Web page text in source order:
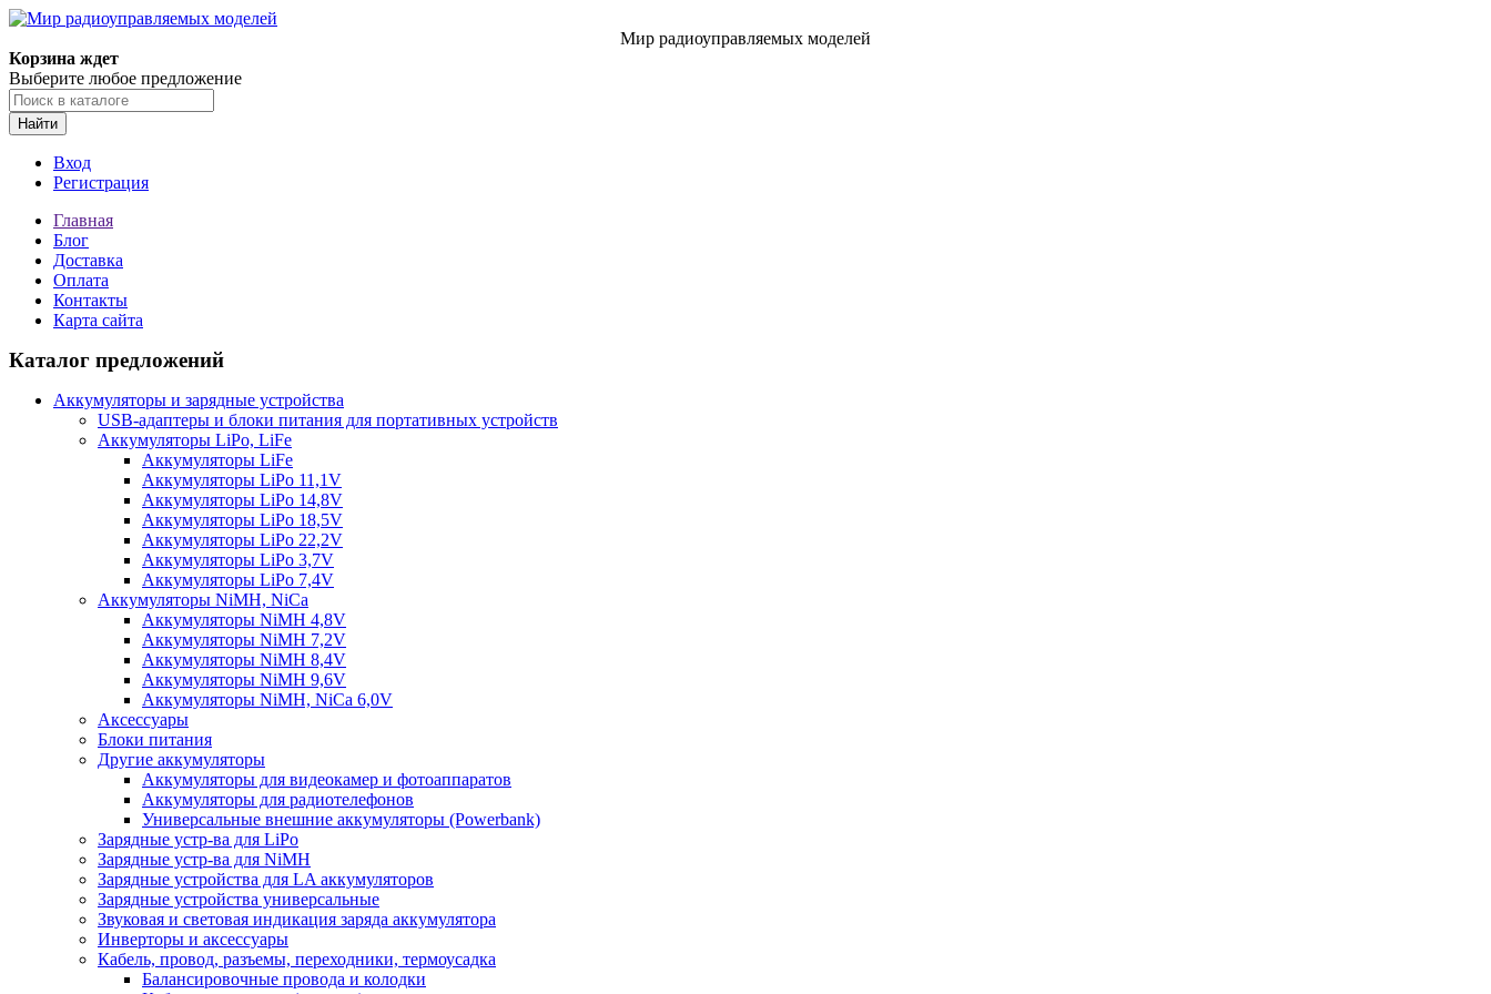
Мир радиоуправляемых моделей
Корзина ждет
Выберите любое предложение
Найти
Вход
Регистрация
Главная
Блог
Доставка
Оплата
Контакты
Карта сайта
Каталог предложений
Аккумуляторы и зарядные устройства
USB-адаптеры и блоки питания для портативных устройств
Аккумуляторы LiPo, LiFe
Аккумуляторы LiFe
Аккумуляторы LiPo 11,1V
Аккумуляторы LiPo 14,8V
Аккумуляторы LiPo 18,5V
Аккумуляторы LiPo 22,2V
Аккумуляторы LiPo 3,7V
Аккумуляторы LiPo 7,4V
Аккумуляторы NiMH, NiCa
Аккумуляторы NiMH 4,8V
Аккумуляторы NiMH 7,2V
Аккумуляторы NiMH 8,4V
Аккумуляторы NiMH 9,6V
Аккумуляторы NiMH, NiCa 6,0V
Аксессуары
Блоки питания
Другие аккумуляторы
Аккумуляторы для видеокамер и фотоаппаратов
Аккумуляторы для радиотелефонов
Универсальные внешние аккумуляторы (Powerbank)
Зарядные устр-ва для LiPo
Зарядные устр-ва для NiMH
Зарядные устройства для LA аккумуляторов
Зарядные устройства универсальные
Звуковая и световая индикация заряда аккумулятора
Инверторы и аксессуары
Кабель, провод, разъемы, переходники, термоусадка
Балансировочные провода и колодки